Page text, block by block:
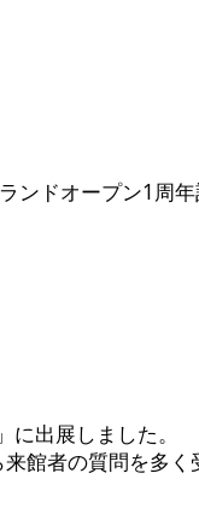
ンドオープン1周
出展しました。
館者の質問を多く